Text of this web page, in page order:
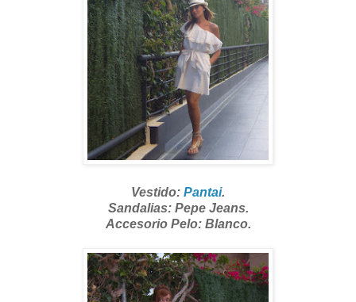
Vestido: Pantai.
Sandalias: Pepe Jeans.
Accesorio Pelo: Blanco.